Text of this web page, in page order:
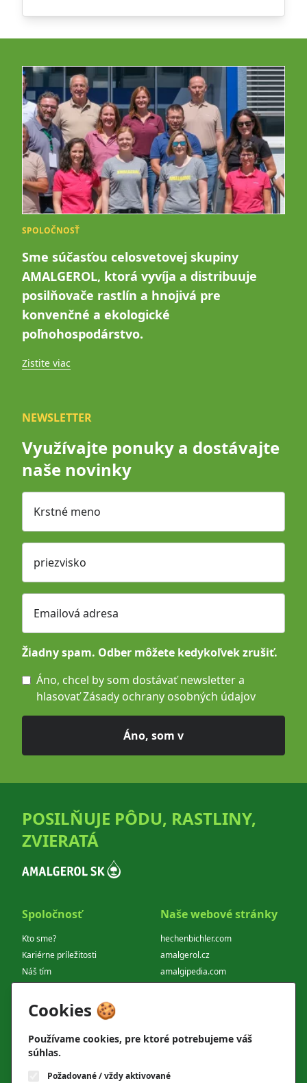
Cookies 🍪
Používame cookies, pre ktoré potrebujeme váš
súhlas.
Požadované / vždy aktivované
SPOLOČNOSŤ
Sme súčasťou celosvetovej skupiny
AMALGEROL, ktorá vyvíja a distribuuje
posilňovače rastlín a hnojivá pre
konvenčné a ekologické
poľnohospodárstvo.
Zistite viac
NEWSLETTER
Využívajte ponuky a dostávajte
naše novinky
Krstné meno
priezvisko
Emailová adresa
Žiadny spam. Odber môžete kedykoľvek zrušiť.
Áno, som v
Áno, chcel by som dostávať newsletter a
hlasovaťZásady ochrany osobných údajov
POSILŇUJE PÔDU, RASTLINY,
ZVIERATÁ
Spoločnosť
Kto sme?
Kariérne príležitosti
Náš tím
Naše webové stránky
hechenbichler.com
amalgerol.cz
amalgipedia.com
adresa
Fraňa Kráľa 35
811 05 Bratislava
Kontakt
T+420 724 726 597